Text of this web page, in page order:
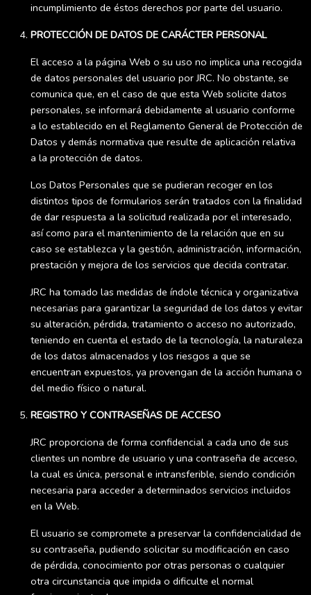
incumplimiento de éstos derechos por parte del usuario.
PROTECCIÓN DE DATOS DE CARÁCTER PERSONAL
El acceso a la página Web o su uso no implica una recogida
de datos personales del usuario por JRC. No obstante, se
comunica que, en el caso de que esta Web solicite datos
personales, se informará debidamente al usuario conforme
a lo establecido en el Reglamento General de Protección de
Datos y demás normativa que resulte de aplicación relativa
a la protección de datos.
Los Datos Personales que se pudieran recoger en los
distintos tipos de formularios serán tratados con la finalidad
de dar respuesta a la solicitud realizada por el interesado,
así como para el mantenimiento de la relación que en su
caso se establezca y la gestión, administración, información,
prestación y mejora de los servicios que decida contratar.
JRC ha tomado las medidas de índole técnica y organizativa
necesarias para garantizar la seguridad de los datos y evitar
su alteración, pérdida, tratamiento o acceso no autorizado,
teniendo en cuenta el estado de la tecnología, la naturaleza
de los datos almacenados y los riesgos a que se
encuentran expuestos, ya provengan de la acción humana o
del medio físico o natural.
REGISTRO Y CONTRASEÑAS DE ACCESO
JRC proporciona de forma confidencial a cada uno de sus
clientes un nombre de usuario y una contraseña de acceso,
la cual es única, personal e intransferible, siendo condición
necesaria para acceder a determinados servicios incluidos
en la Web.
El usuario se compromete a preservar la confidencialidad de
su contraseña, pudiendo solicitar su modificación en caso
de pérdida, conocimiento por otras personas o cualquier
otra circunstancia que impida o dificulte el normal